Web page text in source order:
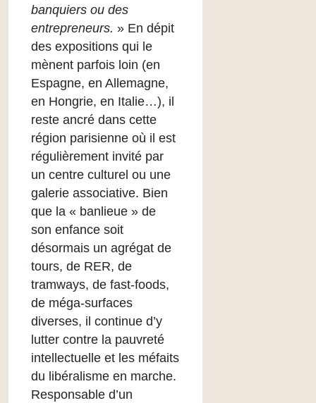
banquiers ou des
entrepreneurs. » En dépit
des expositions qui le
mènent parfois loin (en
Espagne, en Allemagne,
en Hongrie, en Italie…), il
reste ancré dans cette
région parisienne où il est
régulièrement invité par
un centre culturel ou une
galerie associative. Bien
que la « banlieue » de
son enfance soit
désormais un agrégat de
tours, de RER, de
tramways, de fast-foods,
de méga-surfaces
diverses, il continue d’y
lutter contre la pauvreté
intellectuelle et les méfaits
du libéralisme en marche.
Responsable d’un